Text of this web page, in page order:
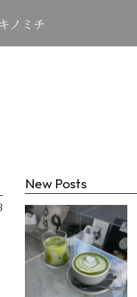
ノミチ
New Posts